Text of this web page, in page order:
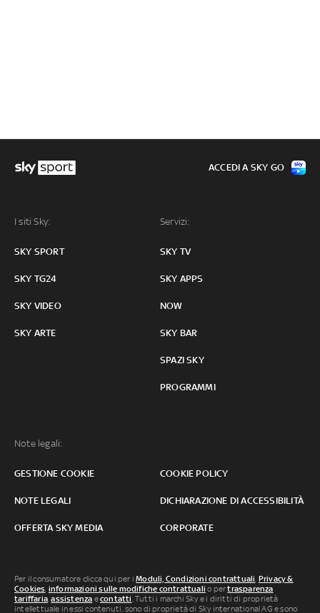
I siti Sky:
SKY SPORT
SKY TG24
SKY VIDEO
SKY ARTE
Servizi:
SKY TV
SKY APPS
NOW
SKY BAR
SPAZI SKY
PROGRAMMI
Note legali:
GESTIONE COOKIE COOKIE POLICY
NOTE LEGALI DICHIARAZIONE DI ACCESSIBILITÀ
OFFERTA SKY MEDIA CORPORATE
ACCEDI A SKY GO
Per il consumatore clicca qui per iModuli, Condizioni contrattuali, Privacy &
Cookies, informazioni sulle modifiche contrattuali o pertrasparenza
tariffaria,assistenza econtatti. Tutti i marchi Sky e i diritti di proprietà
intellettuale in essi contenuti, sono di proprietà di Sky international AG e sono